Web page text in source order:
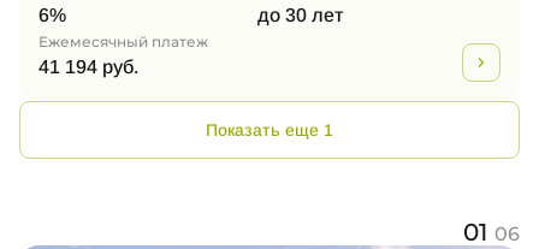
6% до 30 лет
Ежемесячный платеж
41 194 руб.
Показать еще 1
01 06